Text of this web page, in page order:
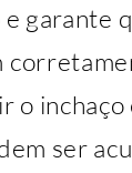
garante
o inchaço
ser